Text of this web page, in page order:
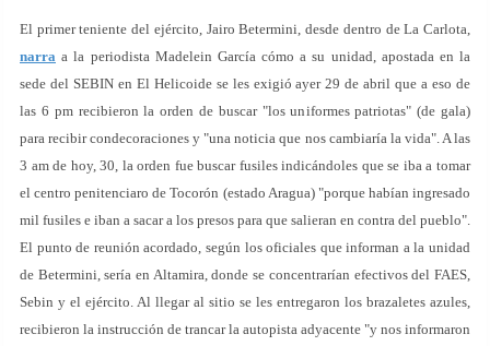
El primer teniente del ejército, Jairo Betermini, desde dentro de La Carlota,
narra a la periodista Madelein García cómo a su unidad, apostada en la
sede del SEBIN en El Helicoide se les exigió ayer 29 de abril que a eso de
las 6 pm recibieron la orden de buscar "los uniformes patriotas" (de gala)
para recibir condecoraciones y "una noticia que nos cambiaría la vida". A las
3 am de hoy, 30, la orden fue buscar fusiles indicándoles que se iba a tomar
el centro penitenciaro de Tocorón (estado Aragua) "porque habían ingresado
mil fusiles e iban a sacar a los presos para que salieran en contra del pueblo".
El punto de reunión acordado, según los oficiales que informan a la unidad
de Betermini, sería en Altamira, donde se concentrarían efectivos del FAES,
Sebin y el ejército. Al llegar al sitio se les entregaron los brazaletes azules,
recibieron la instrucción de trancar la autopista adyacente "y nos informaron